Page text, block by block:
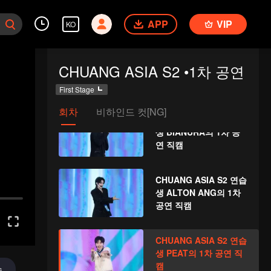
KO APP VIP
CHUANG ASIA S2 •1차 공연
First Stage
회차 비하인드 컷[NG]
생 HU YETAO의 1차 공
연 직캠
생 AGUANG의 1차 공
CHUANG ASIA S2 연습
생 BIANURA의 1차 공
연 직캠
CHUANG ASIA S2 연습
생 ALTON ANG의 1차
공연 직캠
CHUANG ASIA S2 연습
생 PEAT의 1차 공연 직
캠